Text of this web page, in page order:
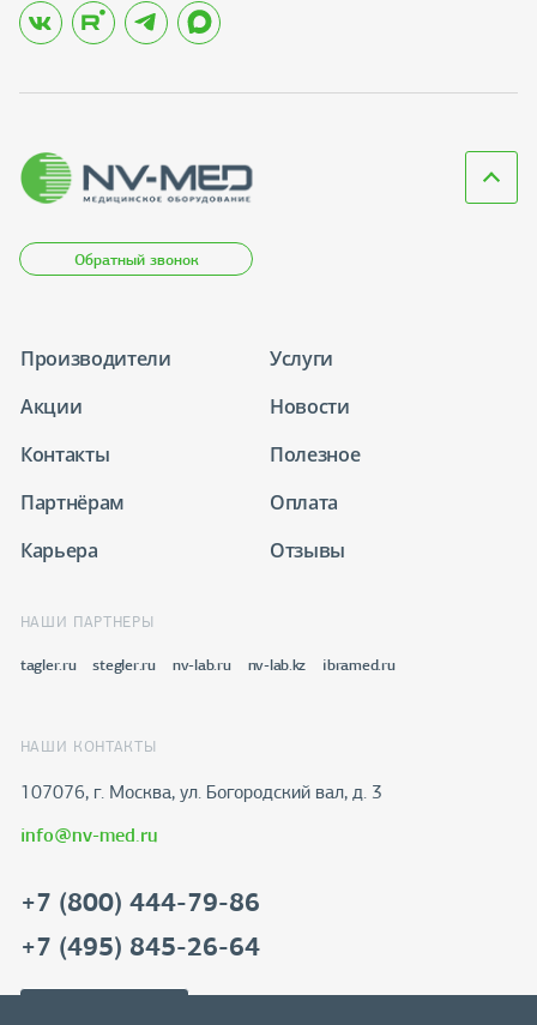
Обратный звонок
Производители
Услуги
Акции
Новости
Контакты
Полезное
Партнёрам
Оплата
Карьера
Отзывы
НАШИ ПАРТНЕРЫ
tagler.ru stegler.ru nv-lab.ru nv-lab.kz ibramed.ru
НАШИ КОНТАКТЫ
107076, г. Москва, ул. Богородский вал, д. 3
info@nv-med.ru
+7 (800) 444-79-86
+7 (495) 845-26-64